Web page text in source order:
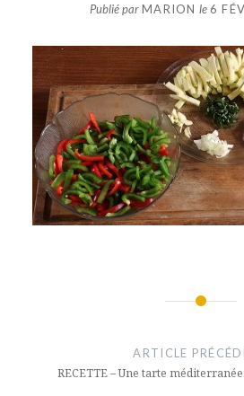
Publié parMARION le6
l’article
ARTICLE
RECETTE – Une tarte